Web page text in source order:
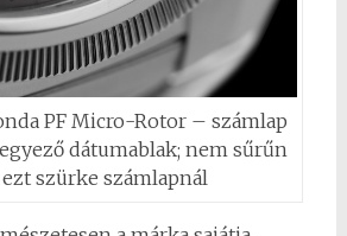
PF Micro-Rotor – számlap
dátumablak; nem sűrűn
szürke számlapnál